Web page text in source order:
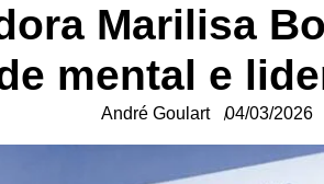
Marilisa
mental e
André Goulart 04/03/2026